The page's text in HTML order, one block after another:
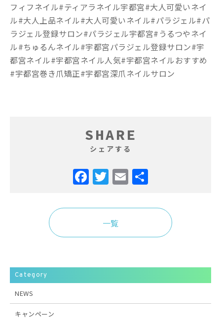
フィフネイル#ティアラネイル宇都宮#大人可愛いネイ
ル#大人上品ネイル#大人可愛いネイル#パラジェル#パ
ラジェル登録サロン#パラジェル宇都宮#うるつやネイ
ル#ちゅるんネイル#宇都宮パラジェル登録サロン#宇
都宮ネイル#宇都宮ネイル人気#宇都宮ネイルおすすめ
#宇都宮巻き爪矯正#宇都宮深爪ネイルサロン
SHARE
シェアする
Facebook
Twitter
Email
一覧
Category
NEWS
キャンペーン